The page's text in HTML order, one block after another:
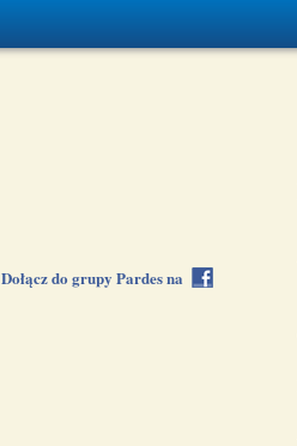
Dołącz do grupy Pardes na